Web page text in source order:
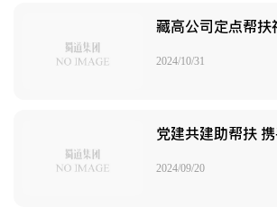
2024/10/31
2024/09/20